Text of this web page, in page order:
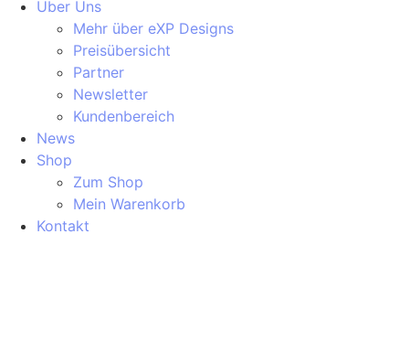
Über Uns
Mehr über eXP Designs
Preisübersicht
Partner
Newsletter
Kundenbereich
News
Shop
Zum Shop
Mein Warenkorb
Kontakt